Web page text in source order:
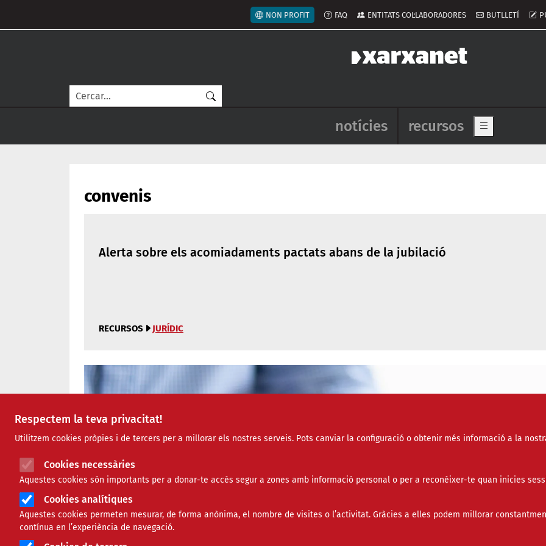
Respectem la teva privacitat!
Utilitzem cookies pròpies i de tercers per a millorar els nostres serveis. Pots canviar la configuració o obtenir més informació a la
Cookies necessàries
Aquestes cookies són importants per a donar-te accés segur a zones amb informació personal o per a reconèixer-te quan inicies
Cookies analítiques
Aquestes cookies permeten mesurar, de forma anònima, el nombre de visites o l’activitat. Gràcies a elles podem millorar
contínua en l’experiència de navegació.
Menú del compte d'usuari
NON PROFIT FAQ ENTITATS COL·LABORADORES BUTLLETÍ
Cerca
Navegació principal de
notícies recursos Show main
convenis
Alerta sobre els acomiadaments pactats abans de la jubilació
RECURSOS JURÍDIC